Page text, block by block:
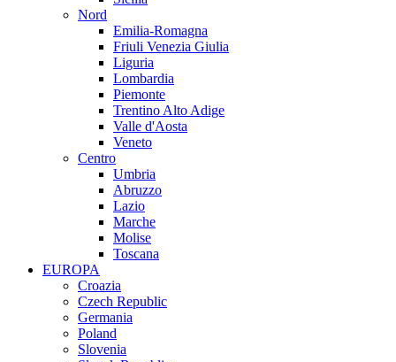
Nord
Emilia-Romagna
Friuli Venezia Giulia
Liguria
Lombardia
Piemonte
Trentino Alto Adige
Valle d'Aosta
Veneto
Centro
Umbria
Abruzzo
Lazio
Marche
Molise
Toscana
EUROPA
Croazia
Czech Republic
Germania
Poland
Slovenia